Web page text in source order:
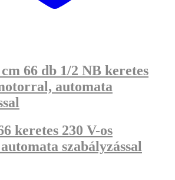
66 db 1/2 NB keretes
automata
keretes 230 V-os
szabályzással